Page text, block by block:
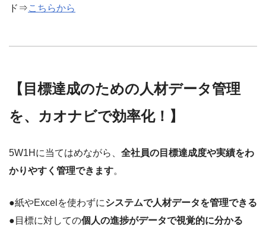
ド⇒こちらから
【目標達成のための人材データ管理
を、カオナビで効率化！】
5W1Hに当てはめながら、 全社員の目標達成度や実績をわ
かりやすく管理できます。
●紙やExcelを使わずにシステムで人材データを管理できる
●目標に対しての個人の進捗がデータで視覚的に分かる